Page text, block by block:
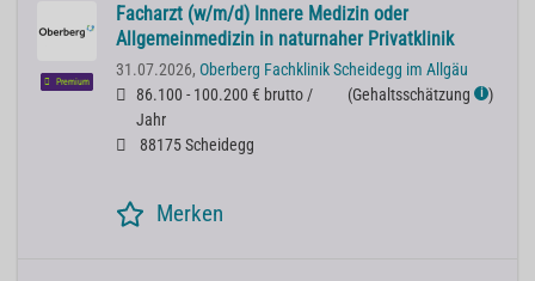
Premium
Facharzt (w/m/d) Innere Medizin oder
Allgemeinmedizin in naturnaher Privatklinik
31.07.2026, Oberberg Fachklinik Scheidegg im Allgäu
86.100 - 100.200 € brutto /
Jahr
(Gehaltsschätzung ℹ )
88175 Scheidegg
Merken